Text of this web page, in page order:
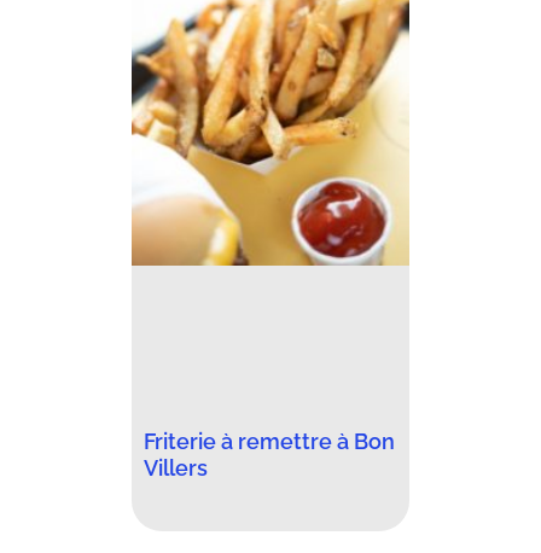
Friterie à remettre à Bon
Villers